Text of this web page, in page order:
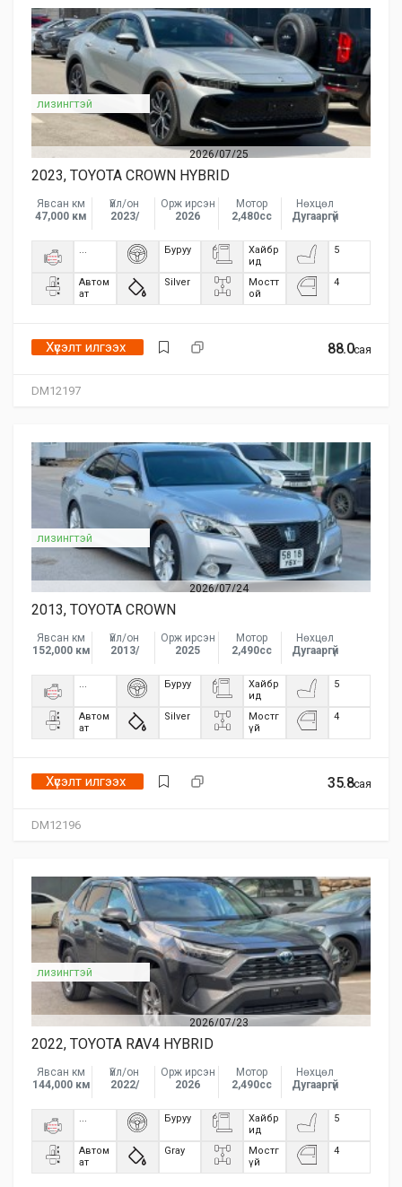
2026/07/25
DM12197
лизингтэй
2023, TOYOTA CROWN HYBRID
Явсан км
47,000 км
Үйл/он
2023/
Орж ирсэн
2026
Мотор
2,480сс
Нөхцөл
Дугааргүй
... Буруу
Хайбр
ид
5
Автом
ат
Silver
Мостт
ой
4
88.0сая
Хүсэлт илгээх
2026/07/24
DM12196
лизингтэй
2013, TOYOTA CROWN
Явсан км
152,000 км
Үйл/он
2013/
Орж ирсэн
2025
Мотор
2,490сс
Нөхцөл
Дугааргүй
... Буруу
Хайбр
ид
5
Автом
ат
Silver
Мостг
үй
4
35.8сая
Хүсэлт илгээх
2026/07/23
лизингтэй
2022, TOYOTA RAV4 HYBRID
Явсан км
144,000 км
Үйл/он
2022/
Орж ирсэн
2026
Мотор
2,490сс
Нөхцөл
Дугааргүй
... Буруу
Хайбр
ид
5
Автом
ат
Gray
Мостг
үй
4